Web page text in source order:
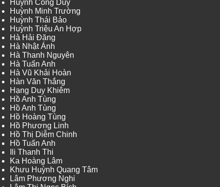
Huỳnh Công Duy
Huỳnh Minh Trường
Huỳnh Thái Bảo
Huỳnh Triệu An Hợp
Hà Hải Đăng
Hà Nhật Ánh
Hà Thanh Nguyên
Hà Tuấn Anh
Hà Vũ Khải Hoàn
Hàn Văn Thắng
Hạng Duy Khiêm
Hồ Anh Tùng
Hồ Anh Tùng
Hồ Hoàng Tùng
Hồ Phương Linh
Hồ Thị Diễm Chinh
Hồ Tuấn Anh
Ili Thanh Thi
Ka Hoàng Lâm
Khưu Huỳnh Quang Tâm
Lâm Phương Nghi